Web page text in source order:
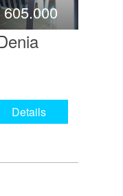
605.000
Details